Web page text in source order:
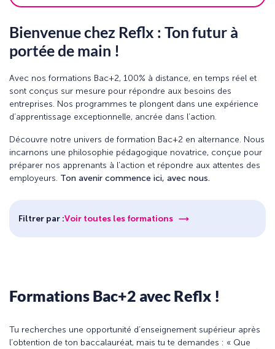
Bienvenue chez Reflx : Ton futur à
portée de main !
Avec nos formations Bac+2, 100% à distance, en temps réel et
sont conçus sur mesure pour répondre aux besoins des
entreprises. Nos programmes te plongent dans une expérience
d’apprentissage exceptionnelle, ancrée dans l’action.
Découvre notre univers de formation Bac+2 en alternance. Nous
incarnons une philosophie pédagogique novatrice, conçue pour
préparer nos apprenants à l’action et répondre aux attentes des
employeurs. Ton avenir commence ici, avec nous.
Filtrer par :Voir toutes les formations
Formations Bac+2 avec Reflx !
Tu recherches une opportunité d’enseignement supérieur après
l’obtention de ton baccalauréat, mais tu te demandes : « Que